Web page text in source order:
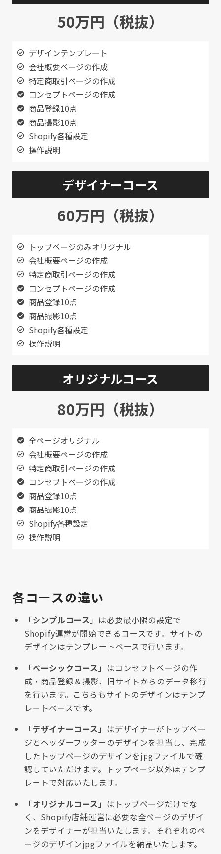
50万円（税抜）
デザインテンプレート
会社概要ページの作成
特定商取引ページの作成
コンセプトページの作成
商品登録10点
商品撮影10点
Shopify各種設定
操作説明
デザイナーコース
60万円（税抜）
トップページのみオリジナル
会社概要ページの作成
特定商取引ページの作成
コンセプトページの作成
商品登録10点
商品撮影10点
Shopify各種設定
操作説明
オリジナルコース
80万円（税抜）
全ページオリジナル
会社概要ページの作成
特定商取引ページの作成
コンセプトページの作成
商品登録10点
商品撮影10点
Shopify各種設定
操作説明
各コースの違い
「シンプルコース 」は必要最小限の設定で
Shopify運営が開始できるコースです。サイトの
デザインはテンプレートベースで行います。
「ベーシックコース 」はコンセプトページの作
成・商品登録＆撮影、旧サイトからのデータ移行
を行います。こちらもサイトのデザインはテンプ
レートベースです。
「デザイナーコース 」はデザイナーがトップペー
ジとヘッダーフッターのデザインを担当し、完成
したトップページのデザインをjpgファイルで確
認していただけます。トップページ以外はテンプ
レートで対応いたします。
「オリジナルコース 」はトップページだけでな
く、Shopify店舗運営に必要な全ページのデザイ
ンをデザイナーが担当いたします。それぞれのペ
ージのデザインjpgファイルを納品いたします。